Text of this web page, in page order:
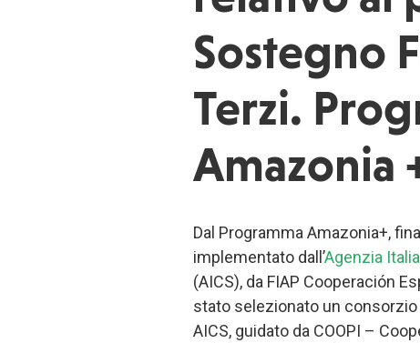
Sostegno
Terzi.
Amazonia
Dal Programma Amazonia+,
implementato dall’Agenzia
(AICS), da FIAP Cooperación
stato selezionato un
AICS, guidato da COOPI –